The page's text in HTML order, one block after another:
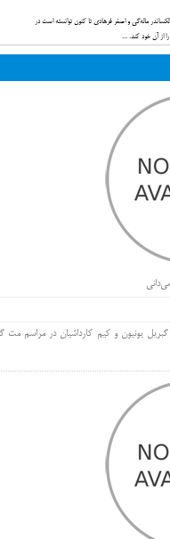
ماله‌گی و اصغر فرهادی تا کنون توانسته است در
یونیون و کیم کارداشیان در مراسم مت